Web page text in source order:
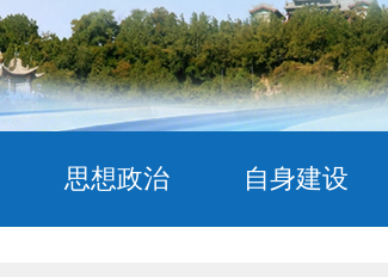
思想政治 自身建设